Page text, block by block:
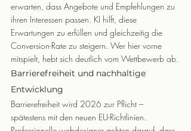
erwarten, dass Angebote und Empfehlungen zu
ihren Interessen passen. KI hilft, diese
Erwartungen zu erfüllen und gleichzeitig die
Conversion-Rate zu steigern. Wer hier vorne
mitspielt, hebt sich deutlich vom Wettbewerb ab.
Barrierefreiheit und nachhaltige
Entwicklung
Barrierefreiheit wird 2026 zur Pflicht –
spätestens mit den neuen EU-Richtlinien.